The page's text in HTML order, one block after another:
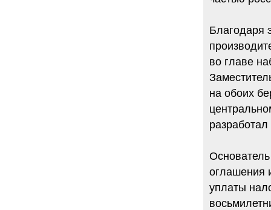
Благодаря
во главе
на обоих
оглашения
уплаты